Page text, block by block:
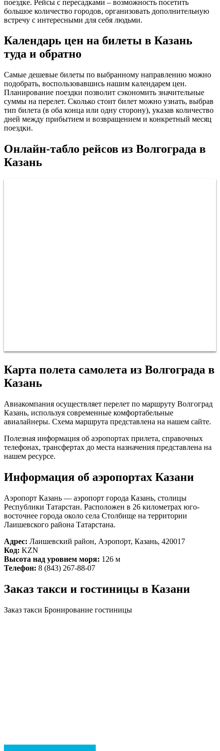
поездке. Рейсы с пересадками – возможность посетить
большое количество городов, организовать дополнительную
встречу с интересными для себя людьми.
Календарь цен на билеты в Казань
туда и обратно
Самые дешевые билеты по выбранному направлению можно
подобрать, воспользовавшись нашим календарем цен.
Планирование поездки позволит сэкономить значительные
суммы на перелет. Сколько стоит билет можно узнать, выбрав
тип билета (в оба конца или одну сторону), указав количество
дней между прибытием и возвращением и конкретный месяц
поездки.
Онлайн-табло рейсов из Волгограда в
Казань
Карта полета самолета из Волгограда в
Казань
Авиакомпания осуществляет перелет по маршруту Волгоград
Казань, используя современные комфортабельные
авиалайнеры. Схема маршрута представлена на нашем сайте.
Полезная информация об аэропортах прилета, справочных
телефонах, трансфертах до места назначения представлена на
нашем ресурсе.
Информация об аэропортах Казани
Аэропорт Казань — аэропорт города Казань, столицы
Республики Татарстан. Расположен в 26 километрах юго-
восточнее города около села Столбище на территории
Лаишевского района Татарстана.
Адрес: Лаишевский район, Аэропорт, Казань, 420017
Код: KZN
Высота над уровнем моря: 126 м
Телефон: 8 (843) 267-88-07
Заказ такси и гостиницы в Казани
Заказ такси Бронирование гостиницы